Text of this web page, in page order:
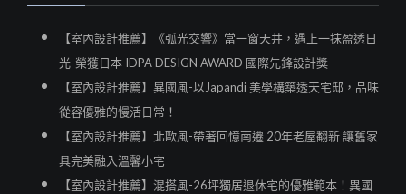
【室內設計推薦】《弧光交響》當一窗天井，遇上一抹盈透日
光-榮獲日本 IDPA DESIGN AWARD 國際先鋒設計獎
【室內設計推薦】異國風-以Japandi 美學構築透天宅邸，品味
從容優雅的慢活日常！
【室內設計推薦】北歐風-帶著回憶南遷 20年老屋翻新 讓舊家
具完美融入溫馨小宅
【室內設計推薦】混搭風-26坪獨居退休宅的優雅範本！異國